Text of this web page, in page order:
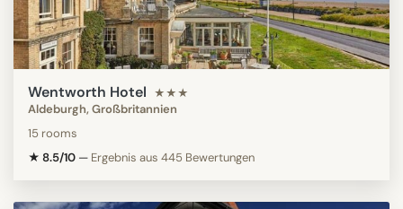
Wentworth Hotel ★★★
Aldeburgh, Großbritannien
15 rooms
★ 8.5/10 — Ergebnis aus 445 Bewertungen